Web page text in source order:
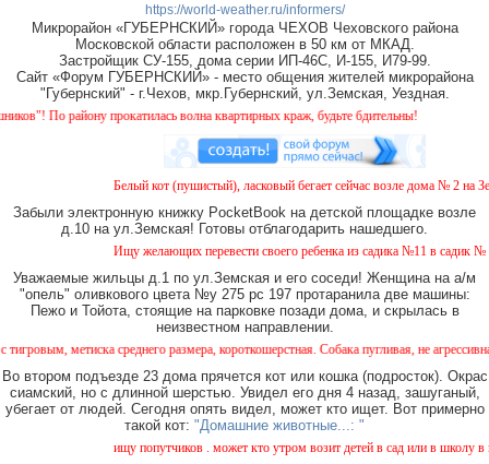
https://world-weather.ru/informers/
Микрорайон «ГУБЕРНСКИЙ» города ЧЕХОВ Чеховского района
Московской области расположен в 50 км от МКАД.
Застройщик СУ-155, дома серии ИП-46С, И-155, И79-99.
Сайт «Форум ГУБЕРНСКИЙ» - место общения жителей микрорайона
"Губернский" - г.Чехов, мкр.Губернский, ул.Земская, Уездная.
прокатилась волна квартирных краж, будьте бдительны!
Белый кот (пушистый), ласковый бегает сейчас возле дома № 2 на
Забыли электронную книжку PocketBook на детской площадке возле
д.10 на ул.Земская! Готовы отблагодарить нашедшего.
Ищу желающих перевести своего ребенка из садика №11 в садик № 26.
Уважаемые жильцы д.1 по ул.Земская и его соседи! Женщина на а/м
"опель" оливкового цвета №у 275 рс 197 протаранила две машины:
Пежо и Тойота, стоящие на парковке позади дома, и скрылась в
неизвестном направлении.
среднего размера, короткошерстная. Собака пугливая, не агрессивная. Кто видел,
Во втором подъезде 23 дома прячется кот или кошка (подросток). Окрас
сиамский, но с длинной шерстью. Увидел его дня 4 назад, зашуганый,
убегает от людей. Сегодня опять видел, может кто ищет. Вот примерно
такой кот: "Домашние животные...: "
ищу попутчиков . может кто утром возит детей в сад или в школу в